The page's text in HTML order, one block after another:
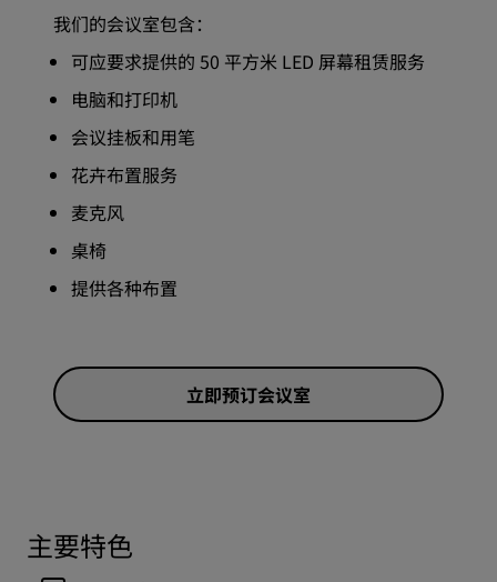
我们的会议室包含：
可应要求提供的 50 平方米 LED 屏幕租赁服务
电脑和打印机
会议挂板和用笔
花卉布置服务
麦克风
桌椅
提供各种布置
立即预订会议室
主要特色